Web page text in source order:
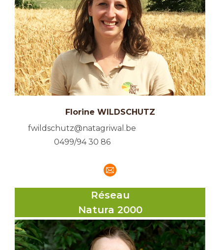
Florine WILDSCHUTZ
fwildschutz@natagriwal.be
0499/94 30 86
E-
mail
Réseau
Natura 2000